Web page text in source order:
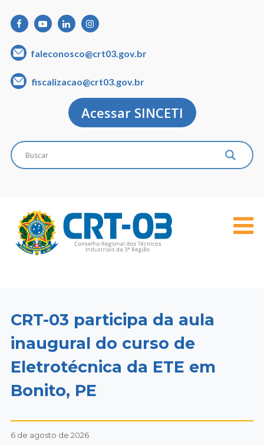
faleconosco@crt03.gov.br
fiscalizacao@crt03.gov.br
Acessar SINCETI
CRT-03 participa da aula
inaugural do curso de
Eletrotécnica da ETE em
Bonito, PE
6 de agosto de 2026